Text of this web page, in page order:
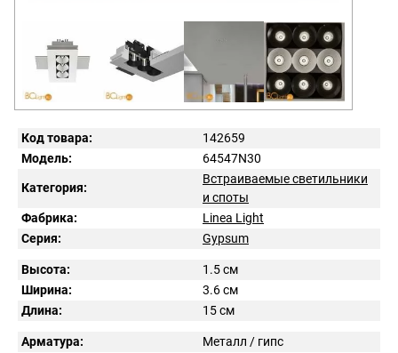
Код товара:
142659
Модель:
64547N30
Категория:
Встраиваемые светильники
и споты
Фабрика:
Linea Light
Серия:
Gypsum
Высота:
1.5 см
Ширина:
3.6 см
Длина:
15 см
Арматура:
Металл / гипс